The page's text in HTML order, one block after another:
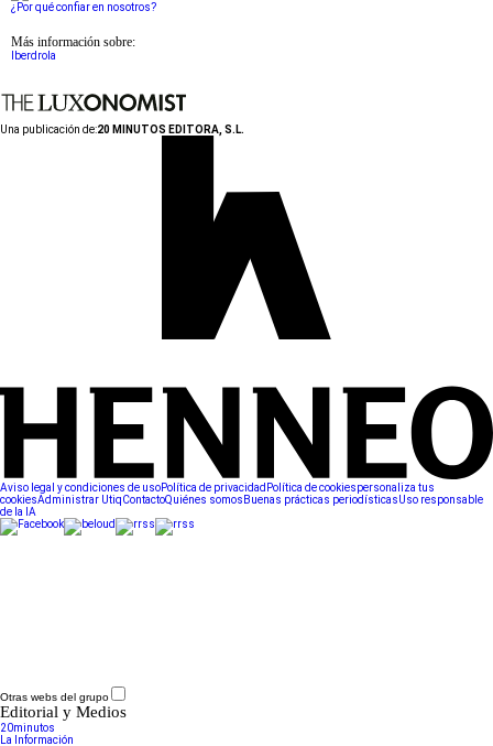
¿Por qué confiar en nosotros?
Más información sobre:
Iberdrola
Una publicación de:20 MINUTOS EDITORA, S.L.
Aviso legal y condiciones de usoPolítica de privacidad Política de cookiespersonaliza tus
cookiesAdministrar UtiqContactoQuiénes somos Buenas prácticas periodísticasUso responsable
de la IA
Otras webs del grupo
Editorial y Medios
20minutos
La Información